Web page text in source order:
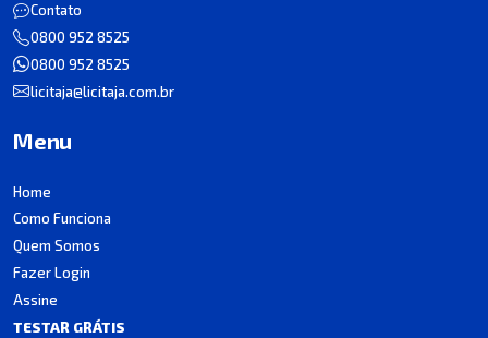
Contato
0800 952 8525
0800 952 8525
licitaja@licitaja.com.br
Menu
Home
Como Funciona
Quem Somos
Fazer Login
Assine
TESTAR GRÁTIS